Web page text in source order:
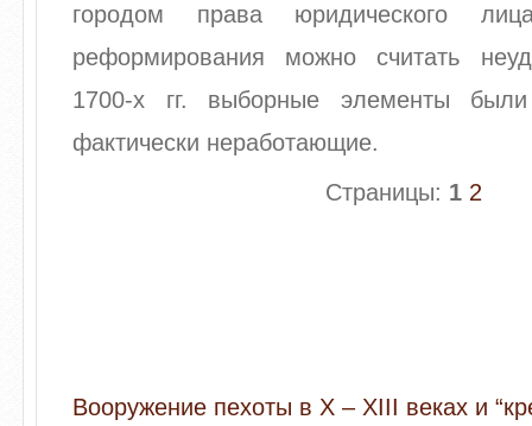
городом права юридического
реформирования можно считать
1700-х гг. выборные элементы
фактически неработающие.
Страницы: 1 2
Вооружение пехоты в X – XIII веках и